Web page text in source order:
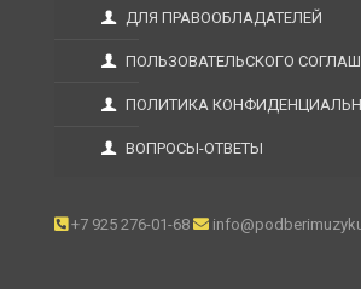
ДЛЯ ПРАВООБЛАДАТЕЛЕЙ
ПОЛЬЗОВАТЕЛЬСКОГО
ПОЛИТИКА
ВОПРОСЫ-ОТВЕТЫ
+7 925 276-01-68